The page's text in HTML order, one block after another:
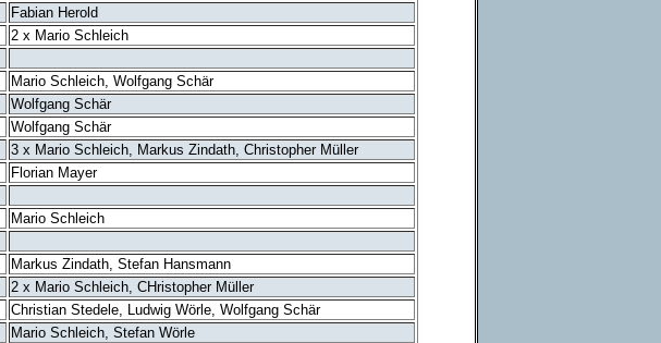
Fabian Herold
2 x Mario Schleich
Mario Schleich, Wolfgang Schär
Wolfgang Schär
Wolfgang Schär
3 x Mario Schleich, Markus Zindath, Christopher Müller
Florian Mayer
Mario Schleich
Markus Zindath, Stefan Hansmann
2 x Mario Schleich, CHristopher Müller
Christian Stedele, Ludwig Wörle, Wolfgang Schär
Mario Schleich, Stefan Wörle